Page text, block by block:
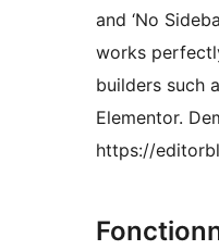
and ‘No
works
builders such
Elementor.
https://